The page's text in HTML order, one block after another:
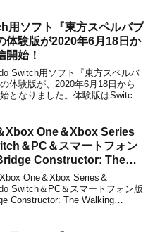
ション満載のランアンドガンア
シューターです。以...
用ソフト『東方スペルバブ
体験版が2020年6月18日か
開始！
Switch用ソフト『東方スペルバ
体験版が、2020年6月18日から
となりました。体験版はSwitch
作品やパズルゲームが好きな方
ひチェックしてみてください。...
Xbox One＆Xbox Series
＆PC＆スマートフォン
Constructor: The
Dead』の海外発売日が
11月19日に決定！
One＆Xbox Series＆
Switch＆PC＆スマートフォン版
Constructor: The Walking